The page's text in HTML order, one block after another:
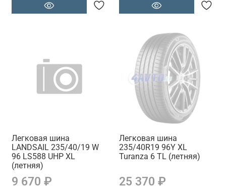
Легковая шина
LANDSAIL 235/40/19 W
96 LS588 UHP XL
(летняя)
9 670 ₽
Легковая шина
235/40R19 96Y XL
Turanza 6 TL (летняя)
25 370 ₽